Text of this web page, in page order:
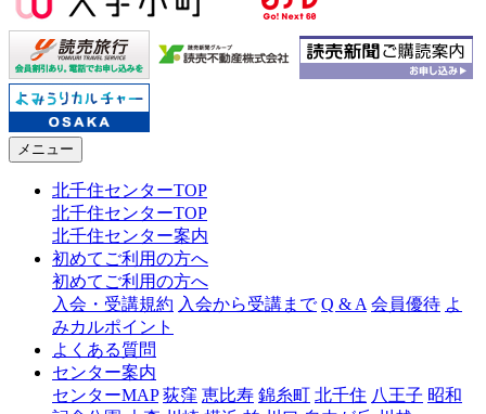
メニュー
北千住センターTOP
北千住センターTOP
北千住センター案内
初めてご利用の方へ
初めてご利用の方へ
入会・受講規約 入会から受講まで Q & A 会員優待 よ
みカルポイント
よくある質問
センター案内
センターMAP 荻窪 恵比寿 錦糸町 北千住 八王子 昭和